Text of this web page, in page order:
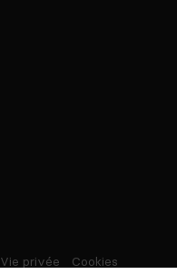
Vie privée Cookies